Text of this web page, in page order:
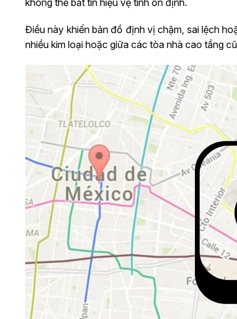
Điều này khiến bản đồ định vị chậm, sai lệch
nhiều kim loại hoặc giữa các tòa nhà cao tầng